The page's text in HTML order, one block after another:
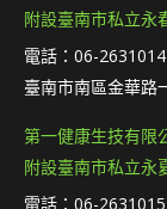
附設臺南市私立永
電話：06-2631014
臺南市南區金華路
第一健康生技有限
附設臺南市私立永
電話：06-2631015